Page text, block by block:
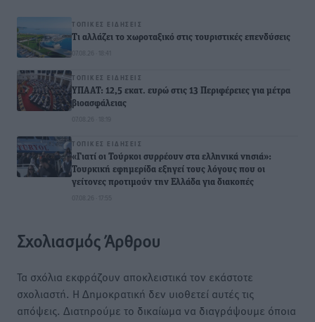
ΤΟΠΙΚΈΣ ΕΙΔΉΣΕΙΣ
Τι αλλάζει το χωροταξικό στις τουριστικές επενδύσεις
07.08.26 · 18:41
ΤΟΠΙΚΈΣ ΕΙΔΉΣΕΙΣ
ΥΠΑΑΤ: 12,5 εκατ. ευρώ στις 13 Περιφέρειες για μέτρα
βιοασφάλειας
07.08.26 · 18:19
ΤΟΠΙΚΈΣ ΕΙΔΉΣΕΙΣ
«Γιατί οι Τούρκοι συρρέουν στα ελληνικά νησιά»:
Τουρκική εφημερίδα εξηγεί τους λόγους που οι
γείτονες προτιμούν την Ελλάδα για διακοπές
07.08.26 · 17:55
Σχολιασμός Άρθρου
Τα σχόλια εκφράζουν αποκλειστικά τον εκάστοτε
σχολιαστή. Η Δημοκρατική δεν υιοθετεί αυτές τις
απόψεις. Διατηρούμε το δικαίωμα να διαγράψουμε όποια